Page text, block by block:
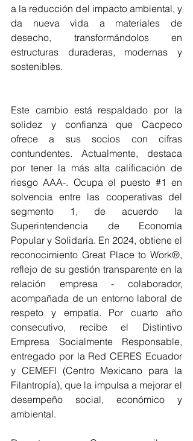
a la reducción del impacto ambiental, y
da nueva vida a materiales de
desecho, transformándolos en
estructuras duraderas, modernas y
sostenibles.
Este cambio está respaldado por la
solidez y confianza que Cacpeco
ofrece a sus socios con cifras
contundentes. Actualmente, destaca
por tener la más alta calificación de
riesgo AAA-. Ocupa el puesto #1 en
solvencia entre las cooperativas del
segmento 1, de acuerdo la
Superintendencia de Economía
Popular y Solidaria. En 2024, obtiene el
reconocimiento Great Place to Work®,
reflejo de su gestión transparente en la
relación empresa - colaborador,
acompañada de un entorno laboral de
respeto y empatía. Por cuarto año
consecutivo, recibe el Distintivo
Empresa Socialmente Responsable,
entregado por la Red CERES Ecuador
y CEMEFI (Centro Mexicano para la
Filantropía), que la impulsa a mejorar el
desempeño social, económico y
ambiental.